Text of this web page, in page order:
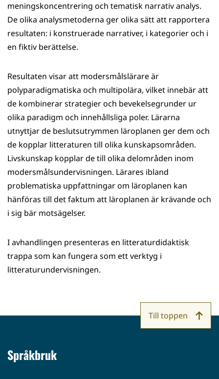
meningskoncentrering och tematisk narrativ analys.
De olika analysmetoderna ger olika sätt att rapportera
resultaten: i konstruerade narrativer, i kategorier och i
en fiktiv berättelse.
Resultaten visar att modersmålslärare är
polyparadigmatiska och multipolära, vilket innebär att
de kombinerar strategier och bevekelsegrunder ur
olika paradigm och innehållsliga poler. Lärarna
utnyttjar de beslutsutrymmen läroplanen ger dem och
de kopplar litteraturen till olika kunskapsområden.
Livskunskap kopplar de till olika delområden inom
modersmålsundervisningen. Lärares ibland
problematiska uppfattningar om läroplanen kan
hänföras till det faktum att läroplanen är krävande och
i sig bär motsägelser.
I avhandlingen presenteras en litteraturdidaktisk
trappa som kan fungera som ett verktyg i
litteraturundervisningen.
Språkbruk
Till toppen